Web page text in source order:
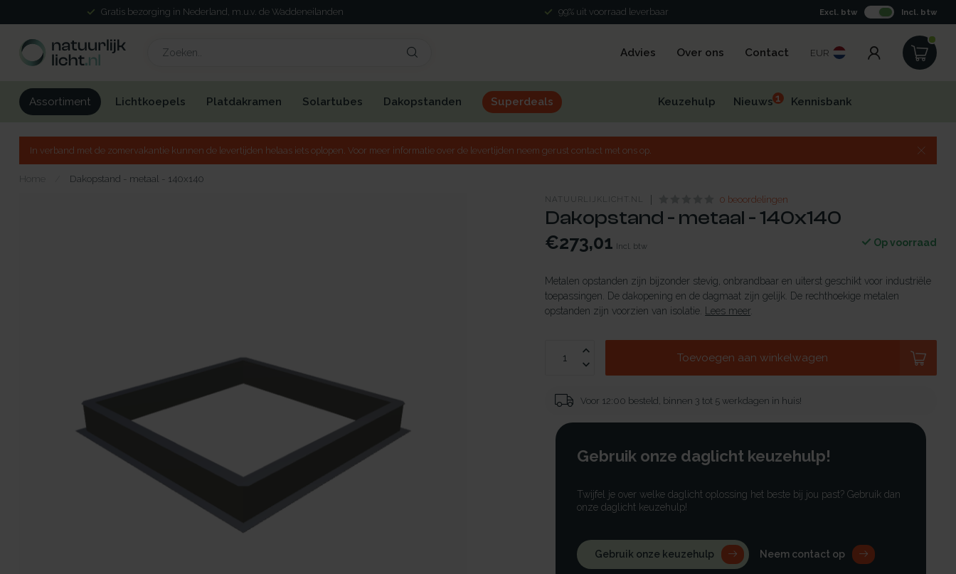
Gratis bezorging in Nederland, m.u.v. de Waddeneilanden 99% uit voorraad leverbaar Excl. btw Incl. btw
Advies Over ons Contact EUR
Assortiment Lichtkoepels Platdakramen Solartubes Dakopstanden Superdeals Keuzehulp Nieuws1 Kennisbank
In verband met de zomervakantie kunnen de levertijden helaas iets oplopen. Voor meer informatie over de levertijden neem gerust contact met ons op.
Home Dakopstand - metaal - 140x140
NATUURLIJKLICHT.NL 0 beoordelingen
Dakopstand - metaal - 140x140
€273,01 Incl. btw Op voorraad
Metalen opstanden zijn bijzonder stevig, onbrandbaar en uiterst geschikt voor industriële
toepassingen. De dakopening en de dagmaat zijn gelijk. De rechthoekige metalen
opstanden zijn voorzien van isolatie.
Lees meer.
Toevoegen aan winkelwagen
Voor 12:00 besteld, binnen 3 tot 5 werkdagen in huis!
Gebruik onze daglicht keuzehulp!
Twijfel je over welke daglicht oplossing het beste bij jou past? Gebruik dan
onze daglicht keuzehulp!
Gebruik onze keuzehulp Neem contact op